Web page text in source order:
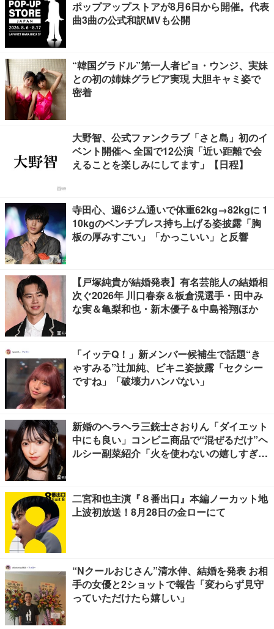
ポップアップストアが8月6日から開催。代表
曲3曲の公式和訳MVも公開
“韓国グラドル”第一人者ピョ・ウンジ、実妹
との初の姉妹グラビア実現 大胆キャミ姿で
密着
大野智、公式ファンクラブ「さと島」初のイ
ベント開催へ 全国で12公演「近い距離で会
えることを楽しみにしてます」【日程】
寺田心、週6ジム通いで体重62kg→82kgに 1
10kgのベンチプレス持ち上げる姿披露「胸
板の厚みすごい」「かっこいい」と反響
【戸塚純貴が結婚発表】有名芸能人の結婚相
次ぐ2026年 川口春奈＆板倉滉選手・田中み
な実＆亀梨和也・新木優子＆中島裕翔ほか
「イッテQ！」新メンバー候補生で話題“き
ゃすみる”辻加純、ビキニ姿披露「セクシー
ですね」「破壊力ハンパない」
新婚のヘラヘラ三銃士さおりん「ダイエット
中にも良い」コンビニ商品で“混ぜるだけ”ヘ
ルシー副菜紹介「火を使わないの嬉しすぎ
二宮和也主演『８番出口』本編ノーカット地
上波初放送！8月28日の金ローにて
“Nクールおじさん”清水伸、結婚を発表 お相
手の女優と2ショットで報告「変わらず見守
っていただけたら嬉しい」